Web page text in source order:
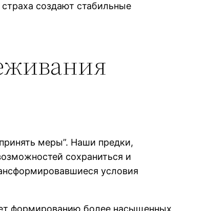
создают стабильные
меры”. Наши предки,
сохраниться и
условия
формированию более насыщенных